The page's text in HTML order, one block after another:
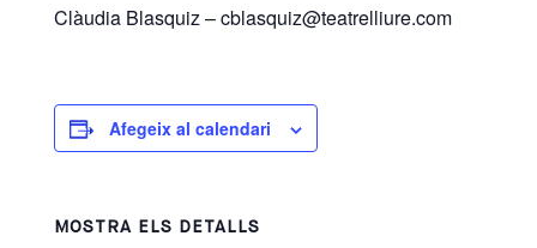
Clàudia Blasquiz–cblasquiz@teatrelliure.com
Afegeix al calendari
MOSTRA ELS DETALLS